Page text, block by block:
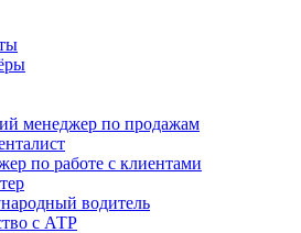
менеджер по продажам
по работе с клиентами
водитель
с АТР